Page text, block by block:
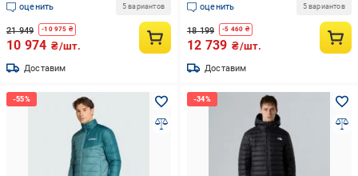
оценить 5 вариантов
21 949 -10 975 ₴
10 974 ₴/шт.
Доставим
оценить 5 вариантов
18 199 -5 460 ₴
12 739 ₴/шт.
Доставим